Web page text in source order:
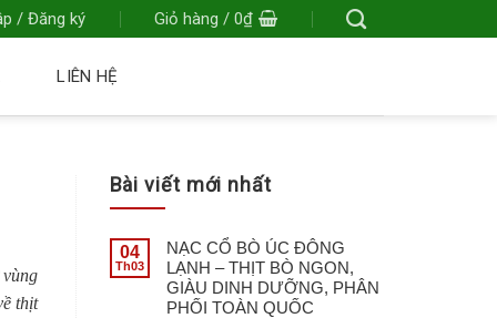
/ Đăng ký Giỏ hàng / 0₫
LIÊN HỆ
thịt
Bài viết mới nhất
04
Th03
NẠC CỔ BÒ ÚC ĐÔNG
LẠNH – THỊT BÒ NGON,
GIÀU DINH DƯỠNG, PHÂN
PHỐI TOÀN QUỐC